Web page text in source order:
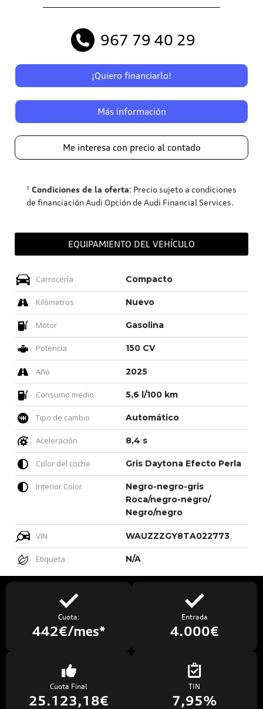
967 79 40 29
¡Quiero financiarlo!
Más información
Me interesa con precio al contado
¹ Condiciones de la oferta: Precio sujeto a condiciones
de financiación Audi Opción de Audi Financial Services.
EQUIPAMIENTO DEL VEHÍCULO
Carrocería Compacto
Kilómetros Nuevo
Motor Gasolina
Potencia 150 CV
Año 2025
Consumo medio 5,6 l/100 km
Tipo de cambio Automático
Aceleración 8,4 s
Color del coche Gris Daytona Efecto Perla
Interior Color
Negro-negro-gris
Roca/negro-negro/
Negro/negro
VIN WAUZZZGY8TA022773
Etiqueta N/A
Cuota:
442€/mes*
Entrada
4.000€
Cuota Final
25.123,18€
TIN
7,95%